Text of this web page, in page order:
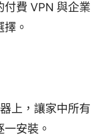
費 VPN 與企業
。
上，讓家中所有
安裝。